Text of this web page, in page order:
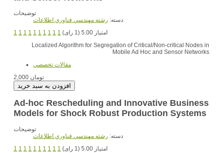
توضیحات
دسته: رشته مهندسي فناوري اطلاعات
1 1 1 1 1 1 1 1 1 1
امتیاز 5.00 (1 رای)
Localized Algorithm for Segregation of Critical/Non-critical Nodes in
Mobile Ad Hoc and Sensor Networks
مقالات تخصصي
2,000 تومان
Ad-hoc Rescheduling and Innovative Business
Models for Shock Robust Production Systems
توضیحات
دسته: رشته مهندسي فناوري اطلاعات
1 1 1 1 1 1 1 1 1 1 امتیاز 5.00 (1 رای)